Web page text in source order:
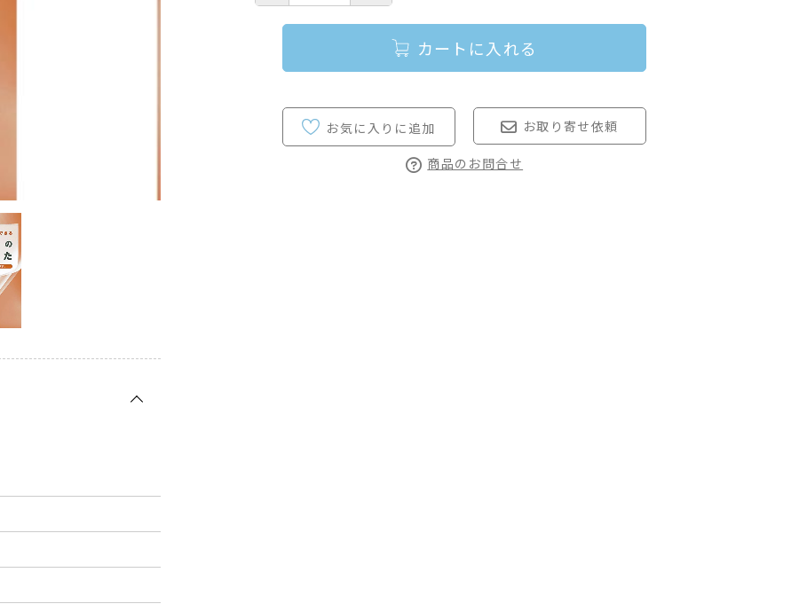
カートに入れる
お取り寄せ依頼
商品のお問合せ